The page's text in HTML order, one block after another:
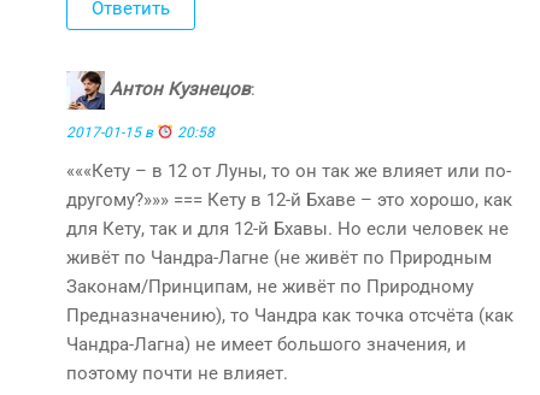
Ответить
Антон Кузнецов:
2017-01-15 в 20:58
«««Кету – в 12 от Луны, то он так же влияет или по-
другому?»»» === Кету в 12-й Бхаве – это хорошо, как
для Кету, так и для 12-й Бхавы. Но если человек не
живёт по Чандра-Лагне (не живёт по Природным
Законам/Принципам, не живёт по Природному
Предназначению), то Чандра как точка отсчёта (как
Чандра-Лагна) не имеет большого значения, и
поэтому почти не влияет.